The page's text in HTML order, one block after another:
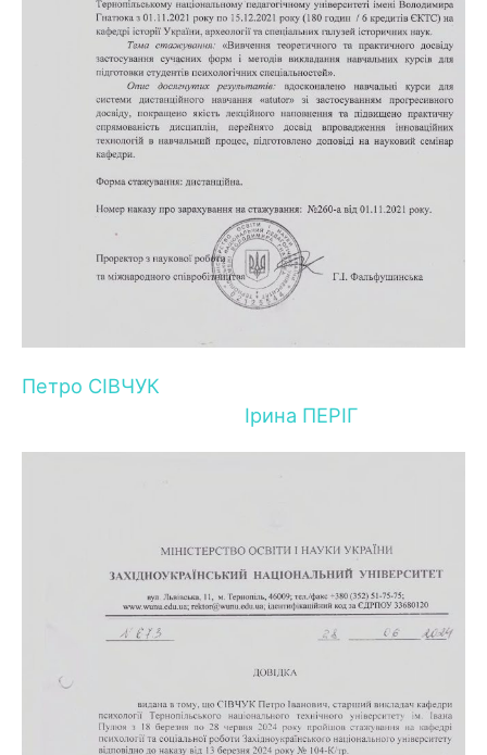
Петро СІВЧУК
Ірина ПЕРІГ